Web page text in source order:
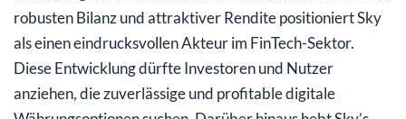
robusten Bilanz und attraktiver Rendite positioniert Sky
als einen eindrucksvollen Akteur im FinTech-Sektor.
Diese Entwicklung dürfte Investoren und Nutzer
anziehen, die zuverlässige und profitable digitale